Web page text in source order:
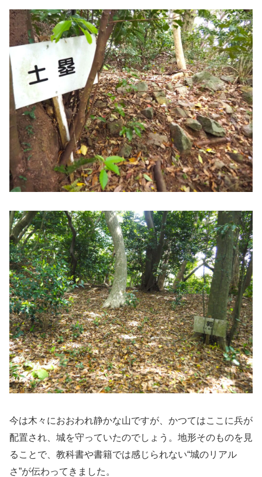
今は木々におおわれ静かな山ですが、かつてはここに兵が
配置され、城を守っていたのでしょう。地形そのものを見
ることで、教科書や書籍では感じられない“城のリアル
さ”が伝わってきました。